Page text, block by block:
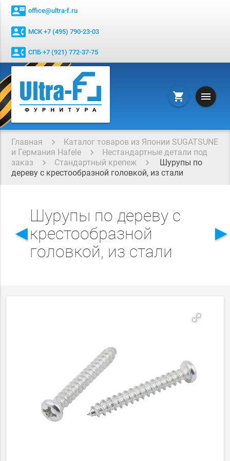
contact_mail office@ultra-f.ru
contact_phone МСК +7 (495) 790-23-03
contact_phone СПБ +7 (921) 772-37-75
shopping_cart menu
Главная
Каталог товаров из Японии SUGATSUNE
и Германия Hafele
Нестандартные детали под
заказ
Стандартный крепеж
Шурупы по
дереву с крестообразной головкой, из стали
◄
Шурупы по дереву с
крестообразной
головкой, из стали